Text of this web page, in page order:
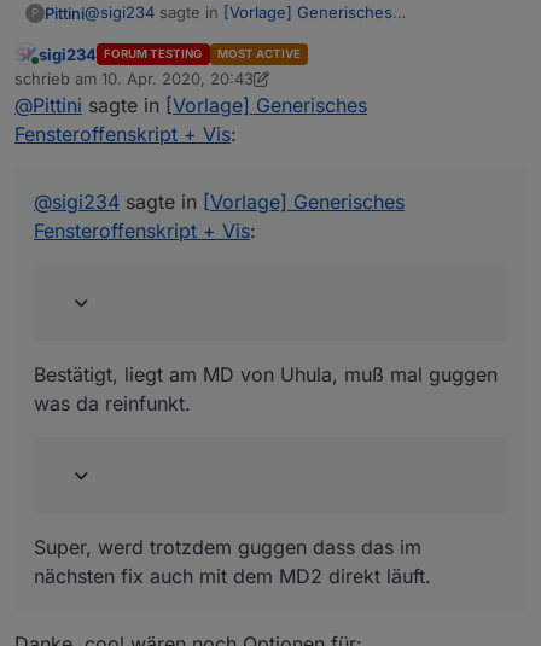
P Pittini@sigi234 sagte in [Vorlage] Generisches
Ja, Uhula CSS
Bestätigt, liegt am MD von Uhula, muß mal guggen was
Geht jetzt mit
height: 30px; text-align:center; padding-top: 1px
Super, werd trotzdem guggen dass das im nächsten fix
Online
sigi234 FORUM TESTING MOST ACTIVE
schrieb am 10. Apr. 2020, 20:43
zuletzt editiert von sigi2344. Okt. 2020, 22:44
@Pittini sagte in [Vorlage] Generisches
Fensteroffenskript + Vis:
@sigi234 sagte in [Vorlage] Generisches
Fensteroffenskript + Vis:
Bestätigt, liegt am MD von Uhula, muß mal guggen
was da reinfunkt.
Super, werd trotzdem guggen dass das im
nächsten fix auch mit dem MD2 direkt läuft.